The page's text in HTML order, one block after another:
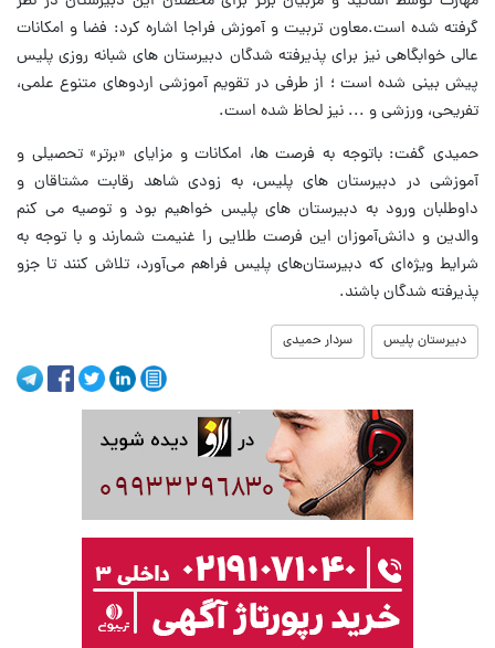
گرفته شده است.معاون تربیت و آموزش فراجا اشاره کرد: فضا و امکانات
عالی خوابگاهی نیز برای پذیرفته شدگان دبیرستان های شبانه روزی پلیس
پیش بینی شده است ؛ از طرفی در تقویم آموزشی اردوهای متنوع علمی،
تفریحی، ورزشی و ... نیز لحاظ شده است.
حمیدی گفت: باتوجه به فرصت ها، امکانات و مزایای «برتر» تحصیلی و
آموزشی در دبیرستان های پلیس، به زودی شاهد رقابت مشتاقان و
داوطلبان ورود به دبیرستان های پلیس خواهیم بود و توصیه می کنم
والدین و دانش‌آموزان این فرصت طلایی را غنیمت شمارند و با توجه به
شرایط ویژه‌ای که دبیرستان‌های پلیس فراهم می‌آورد، تلاش کنند تا جزو
پذیرفته شدگان باشند.
دبیرستان پلیس سردار حمیدی